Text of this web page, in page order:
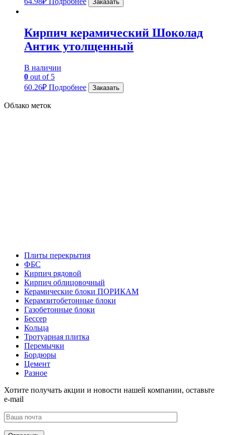
Заказать
Кирпич керамический Шоколад
Антик утолщенный
В наличии
0 out of 5
60.26₽ Подробнее Заказать
Облако меток
Плиты перекрытия
ФБС
Кирпич рядовой
Кирпич облицовочный
Керамические блоки ПОРИКАМ
Керамзитобетонные блоки
Газобетонные блоки
Бессер
Кольца
Тротуарная плитка
Перемычки
Бордюры
Цемент
Разное
Хотите получать акции и новости нашей компании, оставьте
e-mail